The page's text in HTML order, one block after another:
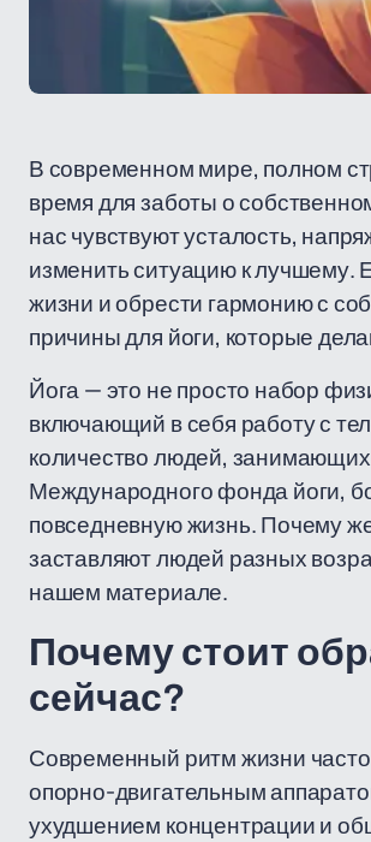
В современном мире, полном
время для заботы о
нас чувствуют усталость,
изменить ситуацию к лучшему.
жизни и обрести гармонию с
причины для йоги, которые
Йога — это не просто набор
включающий в себя работу с
количество людей,
Международного фонда йоги,
повседневную жизнь. Почему
заставляют людей разных
нашем материале.
Почему стоит
сейчас?
Современный ритм жизни часто
опорно-двигательным
ухудшением концентрации и